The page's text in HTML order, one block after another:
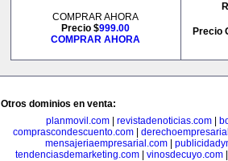
COMPRAR AHORA
Precio $999.00
COMPRAR AHORA
Precio
Otros dominios en venta:
planmovil.com| revistadenoticias.com|
comprascondescuento.com
mensajeriaempresarial.com|
tendenciasdemarketing.com| vinosdecuyo.com